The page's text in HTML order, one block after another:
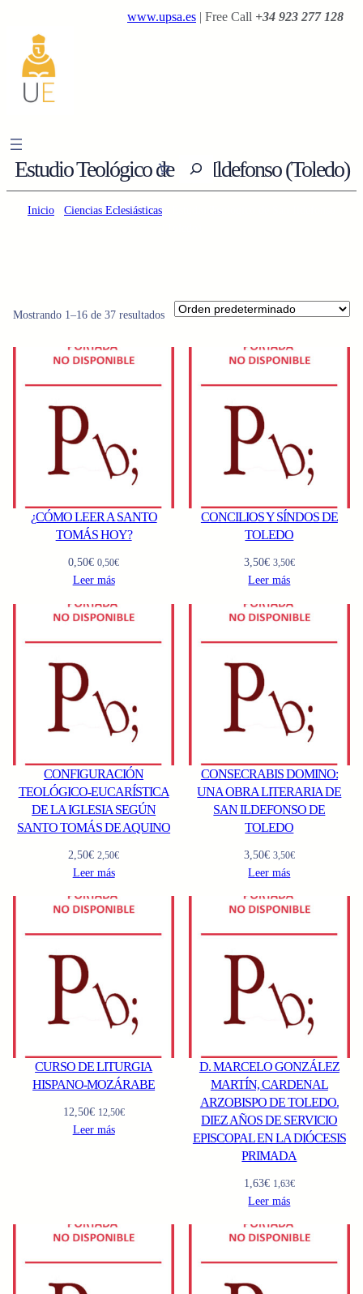
contenido
www.upsa.es | Free Call +34 923 277 128
Estudio Teológico de San Ildefonso (Toledo)
Inicio Ciencias Eclesiásticas
Mostrando 1–16 de 37 resultados
¿CÓMO LEER A SANTO
TOMÁS HOY?
0,50€ 0,50€
Leer más
CONCILIOS Y SÍNDOS DE
TOLEDO
3,50€ 3,50€
Leer más
CONFIGURACIÓN
TEOLÓGICO-EUCARÍSTICA
DE LA IGLESIA SEGÚN
SANTO TOMÁS DE AQUINO
2,50€ 2,50€
Leer más
CONSECRABIS DOMINO:
UNA OBRA LITERARIA DE
SAN ILDEFONSO DE
TOLEDO
3,50€ 3,50€
Leer más
CURSO DE LITURGIA
HISPANO-MOZÁRABE
12,50€ 12,50€
Leer más
D. MARCELO GONZÁLEZ
MARTÍN, CARDENAL
ARZOBISPO DE TOLEDO.
DIEZ AÑOS DE SERVICIO
EPISCOPAL EN LA DIÓCESIS
PRIMADA
1,63€ 1,63€
Leer más